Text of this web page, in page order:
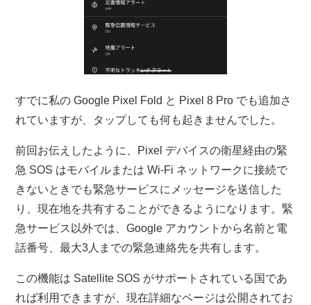
すでに私の Google Pixel Fold と Pixel 8 Pro でも追加さ
れていますが、タップしても何も起きませんでした。
前回お伝えしたように、Pixel デバイスの衛星経由の緊
急 SOS はモバイルまたは Wi-Fi ネットワークに接続で
きないときでも緊急サービスにメッセージを送信した
り、現在地を共有することができるようになります。緊
急サービス以外では、Google アカウントから名前と電
話番号、最大3人までの緊急連絡先を共有します。
この機能は Satellite SOS がサポートされている国であ
れば利用できますが、現在詳細なページは公開されてお